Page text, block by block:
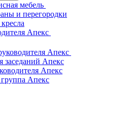
мебель
и перегородки
Апекс
Апекс
заседаний Апекс
Апекс
Апекс